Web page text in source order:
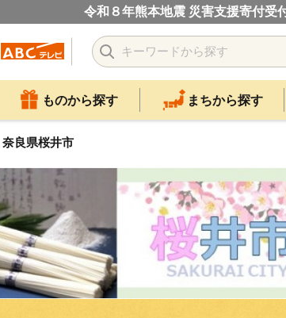
令和８年熊本地震 災害支援寄付受
ものから探す まちから探す
奈良県桜井市